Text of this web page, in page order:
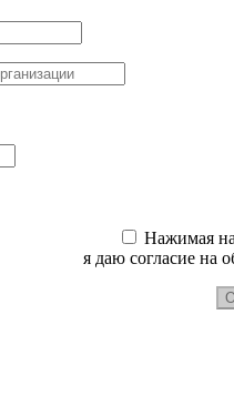
Нажимая
я даю согласие на